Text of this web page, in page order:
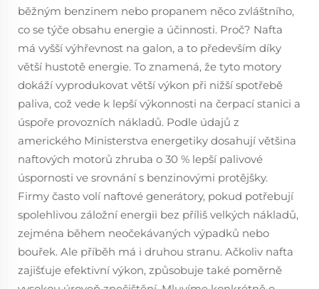
běžným benzinem nebo propanem něco zvláštního,
co se týče obsahu energie a účinnosti. Proč? Nafta
má vyšší výhřevnost na galon, a to především díky
větší hustotě energie. To znamená, že tyto motory
dokáží vyprodukovat větší výkon při nižší spotřebě
paliva, což vede k lepší výkonnosti na čerpací stanici a
úspoře provozních nákladů. Podle údajů z
amerického Ministerstva energetiky dosahují většina
naftových motorů zhruba o 30 % lepší palivové
úspornosti ve srovnání s benzinovými protějšky.
Firmy často volí naftové generátory, pokud potřebují
spolehlivou záložní energii bez příliš velkých nákladů,
zejména během neočekávaných výpadků nebo
bouřek. Ale příběh má i druhou stranu. Ačkoliv nafta
zajišťuje efektivní výkon, způsobuje také poměrně